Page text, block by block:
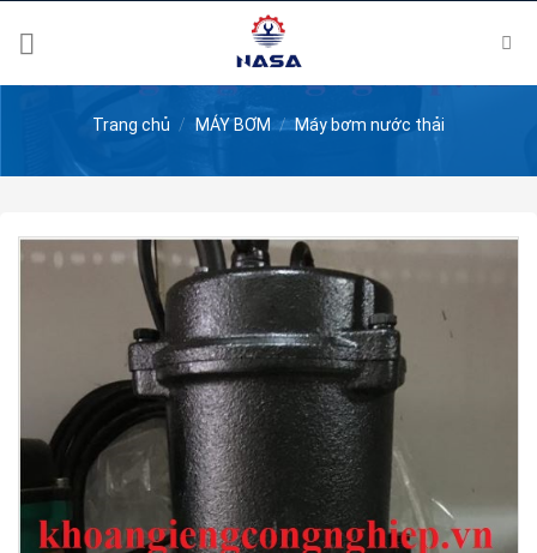
Trang chủ / MÁY BƠM / Máy bơm nước thải